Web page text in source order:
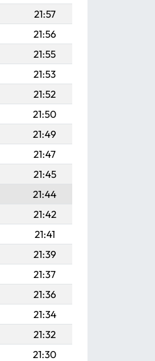
21:57
21:56
21:55
21:53
21:52
21:50
21:49
21:47
21:45
21:44
21:42
21:41
21:39
21:37
21:36
21:34
21:32
21:30